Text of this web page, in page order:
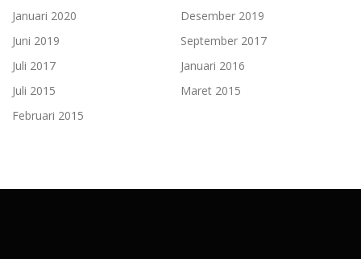
Januari 2020
Desember 2019
Juni 2019
September 2017
Juli 2017
Januari 2016
Juli 2015
Maret 2015
Februari 2015